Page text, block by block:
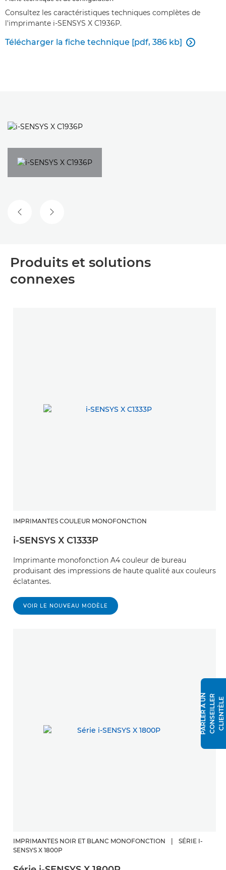
Consultez les caractéristiques techniques complètes de
l'imprimante i-SENSYS X C1936P.
Télécharger la fiche technique [pdf, 386 kb] 
DIAPOSITIVE PRÉCÉDENTE
DIAPOSITIVE SUIVANTE
Produits et solutions
connexes
IMPRIMANTES COULEUR MONOFONCTION
i-SENSYS X C1333P
Imprimante monofonction A4 couleur de bureau
produisant des impressions de haute qualité aux couleurs
éclatantes.
VOIR LE NOUVEAU MODÈLE
IMPRIMANTES NOIR ET BLANC MONOFONCTION
SÉRIE I-
SENSYS X 1800P
P
A
R
L
E
R
À U
N
C
O
N
S
E
I
L
L
E
R
C
L
I
E
N
T
È
L E